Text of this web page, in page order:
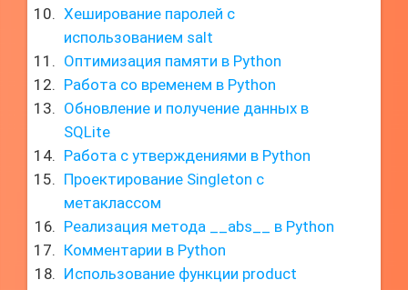
Хеширование паролей с
использованием salt
Оптимизация памяти в Python
Работа со временем в Python
Обновление и получение данных в
SQLite
Работа с утверждениями в Python
Проектирование Singleton с
метаклассом
Реализация метода __abs__ в Python
Комментарии в Python
Использование функции product